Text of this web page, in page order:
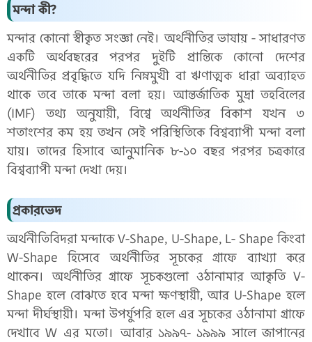
মন্দা কী?
মন্দার কোনো স্বীকৃত সংজ্ঞা নেই। অর্থনীতির ভাষায় - সাধারণত
একটি অর্থবছরের পরপর দুইটি প্রান্তিকে কোনো দেশের
অর্থনীতির প্রবৃদ্ধিতে যদি নিম্নমুখী বা ঋণাত্মক ধারা অব্যাহত
থাকে তবে তাকে মন্দা বলা হয়। আন্তর্জাতিক মুদ্রা তহবিলের
(IMF) তথ্য অনুযায়ী, বিশ্বে অর্থনীতির বিকাশ যখন ৩
শতাংশের কম হয় তখন সেই পরিস্থিতিকে বিশ্বব্যাপী মন্দা বলা
যায়। তাদের হিসাবে আনুমানিক ৮-১০ বছর পরপর চত্রকারে
বিশ্বব্যাপী মন্দা দেখা দেয়।
প্রকারভেদ
অর্থনীতিবিদরা মন্দাকে V-Shape, U-Shape, L- Shape কিংবা
W-Shape হিসেবে অর্থনীতির সূচকের গ্রাফে ব্যাখ্যা করে
থাকেন। অর্থনীতির গ্রাফে সূচকগুলো ওঠানামার আকৃতি V-
Shape হলে বোঝতে হবে মন্দা ক্ষণস্থায়ী, আর U-Shape হলে
মন্দা দীর্ঘস্থায়ী। মন্দা উপর্যুপরি হলে এর সূচকের ওঠানামা গ্রাফে
দেখাবে W এর মতো। আবার ১৯৯৭- ১৯৯৯ সালে জাপানের